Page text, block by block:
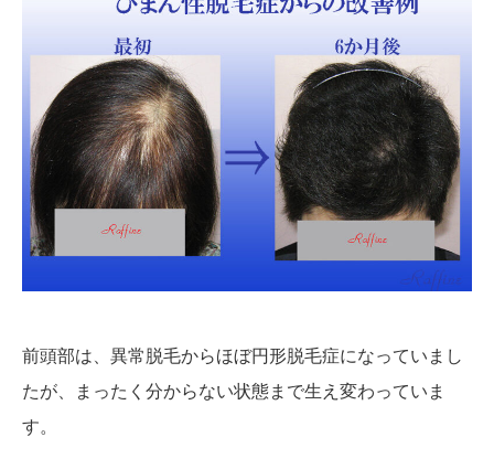
前頭部は、異常脱毛からほぼ円形脱毛症になっていまし
たが、まったく分からない状態まで生え変わっていま
す。